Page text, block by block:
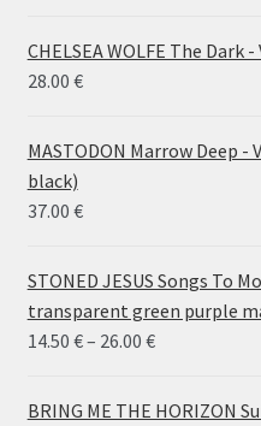
CHELSEA WOLFE The Dark
28.00 €
MASTODON Marrow Deep
black)
37.00 €
STONED JESUS Songs To
transparent green purple
14.50 €– 26.00 €Price
14.50 €
BRING ME THE HORIZON